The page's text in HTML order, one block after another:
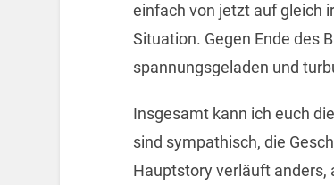
einfach von jetzt auf gleich
Situation. Gegen Ende des
spannungsgeladen und
Insgesamt kann ich euch
sind sympathisch, die
Hauptstory verläuft anders,